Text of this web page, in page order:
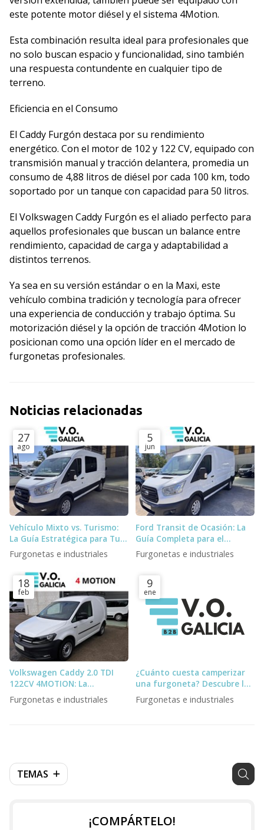
TEMAS
este potente motor diésel y el sistema 4Motion.
Esta combinación resulta ideal para profesionales que
no solo buscan espacio y funcionalidad, sino también
una respuesta contundente en cualquier tipo de
terreno.
Eficiencia en el Consumo
El Caddy Furgón destaca por su rendimiento
energético. Con el motor de 102 y 122 CV, equipado con
transmisión manual y tracción delantera, promedia un
consumo de 4,88 litros de diésel por cada 100 km, todo
soportado por un tanque con capacidad para 50 litros.
El Volkswagen Caddy Furgón es el aliado perfecto para
aquellos profesionales que buscan un balance entre
rendimiento, capacidad de carga y adaptabilidad a
distintos terrenos.
Ya sea en su versión estándar o en la Maxi, este
vehículo combina tradición y tecnología para ofrecer
una experiencia de conducción y trabajo óptima. Su
motorización diésel y la opción de tracción 4Motion lo
posicionan como una opción líder en el mercado de
furgonetas profesionales.
Noticias relacionadas
27
ago
Vehículo Mixto vs. Turismo:
La Guía Estratégica para Tu
Negocio
Furgonetas e industriales
5
jun
Ford Transit de Ocasión: La
Guía Completa para el
Profesional Exigente
Furgonetas e industriales
18
feb
Volkswagen Caddy 2.0 TDI
122CV 4MOTION: La
Furgoneta Definitiva para el
Profesional Exigente
Furgonetas e industriales
9
ene
¿Cuánto cuesta camperizar
una furgoneta? Descubre los
tipos de camperizaciones
para furgonetas
Furgonetas e industriales
¡COMPÁRTELO!